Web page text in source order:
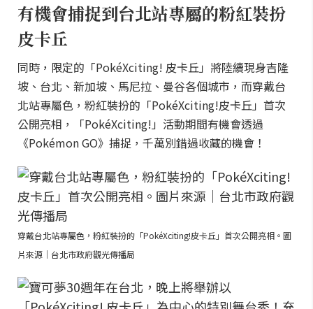
有機會捕捉到台北站專屬的粉紅裝扮
皮卡丘
同時，限定的「PokéXciting! 皮卡丘」將陸續現身吉隆
坡、台北、新加坡、馬尼拉、曼谷各個城市，而穿戴台
北站專屬色，粉紅裝扮的「PokéXciting!皮卡丘」首次
公開亮相，「PokéXciting!」活動期間有機會透過
《Pokémon GO》捕捉，千萬別錯過收藏的機會！
穿戴台北站專屬色，粉紅裝扮的「PokéXciting!皮卡丘」首次公開亮相。圖
片來源｜台北市政府觀光傳播局